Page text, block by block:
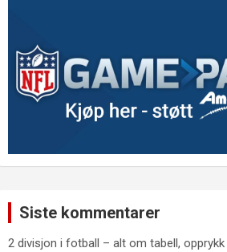
Siste kommentarer
2 divisjon i fotball – alt om tabell,